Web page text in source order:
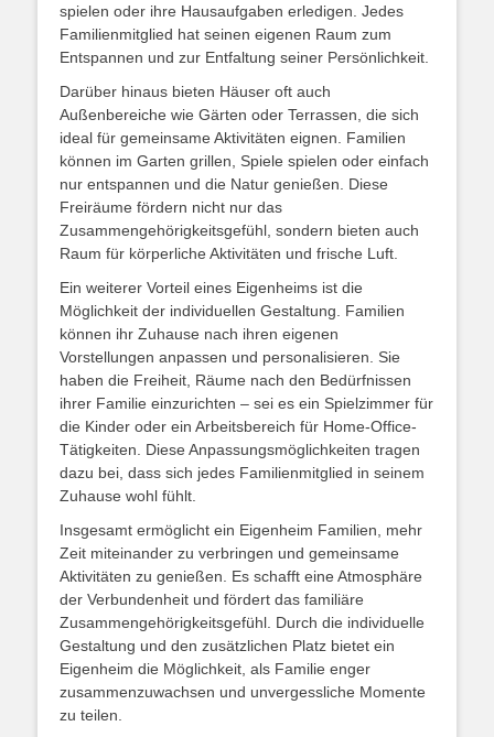
spielen oder ihre Hausaufgaben erledigen. Jedes
Familienmitglied hat seinen eigenen Raum zum
Entspannen und zur Entfaltung seiner Persönlichkeit.
Darüber hinaus bieten Häuser oft auch
Außenbereiche wie Gärten oder Terrassen, die sich
ideal für gemeinsame Aktivitäten eignen. Familien
können im Garten grillen, Spiele spielen oder einfach
nur entspannen und die Natur genießen. Diese
Freiräume fördern nicht nur das
Zusammengehörigkeitsgefühl, sondern bieten auch
Raum für körperliche Aktivitäten und frische Luft.
Ein weiterer Vorteil eines Eigenheims ist die
Möglichkeit der individuellen Gestaltung. Familien
können ihr Zuhause nach ihren eigenen
Vorstellungen anpassen und personalisieren. Sie
haben die Freiheit, Räume nach den Bedürfnissen
ihrer Familie einzurichten – sei es ein Spielzimmer für
die Kinder oder ein Arbeitsbereich für Home-Office-
Tätigkeiten. Diese Anpassungsmöglichkeiten tragen
dazu bei, dass sich jedes Familienmitglied in seinem
Zuhause wohl fühlt.
Insgesamt ermöglicht ein Eigenheim Familien, mehr
Zeit miteinander zu verbringen und gemeinsame
Aktivitäten zu genießen. Es schafft eine Atmosphäre
der Verbundenheit und fördert das familiäre
Zusammengehörigkeitsgefühl. Durch die individuelle
Gestaltung und den zusätzlichen Platz bietet ein
Eigenheim die Möglichkeit, als Familie enger
zusammenzuwachsen und unvergessliche Momente
zu teilen.